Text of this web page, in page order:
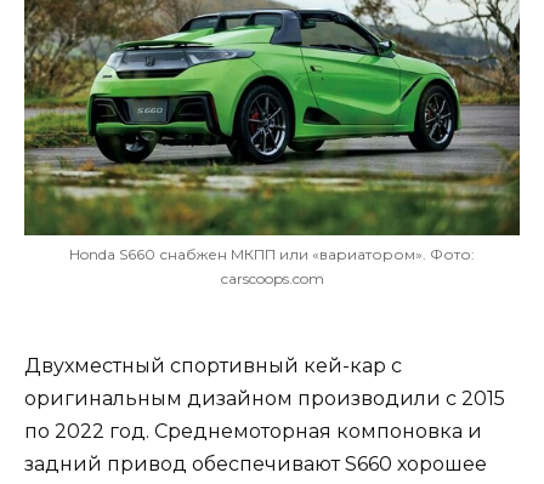
Honda S660 снабжен МКПП или «вариатором». Фото:
carscoops.com
Двухместный спортивный кей-кар с
оригинальным дизайном производили с 2015
по 2022 год. Среднемоторная компоновка и
задний привод обеспечивают S660 хорошее